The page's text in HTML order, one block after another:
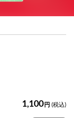
1,100 円 (税込)